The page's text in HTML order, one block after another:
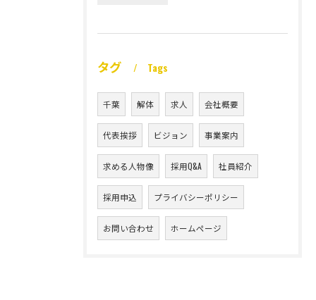
タグ Tags
千葉 解体 求人 会社概要
代表挨拶 ビジョン 事業案内
求める人物像 採用Q&A 社員紹介
採用申込 プライバシーポリシー
お問い合わせ ホームページ